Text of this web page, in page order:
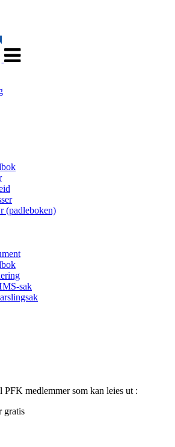
navigasjon
(padleboken)
sak
medlemmer som kan leies ut :
gratis